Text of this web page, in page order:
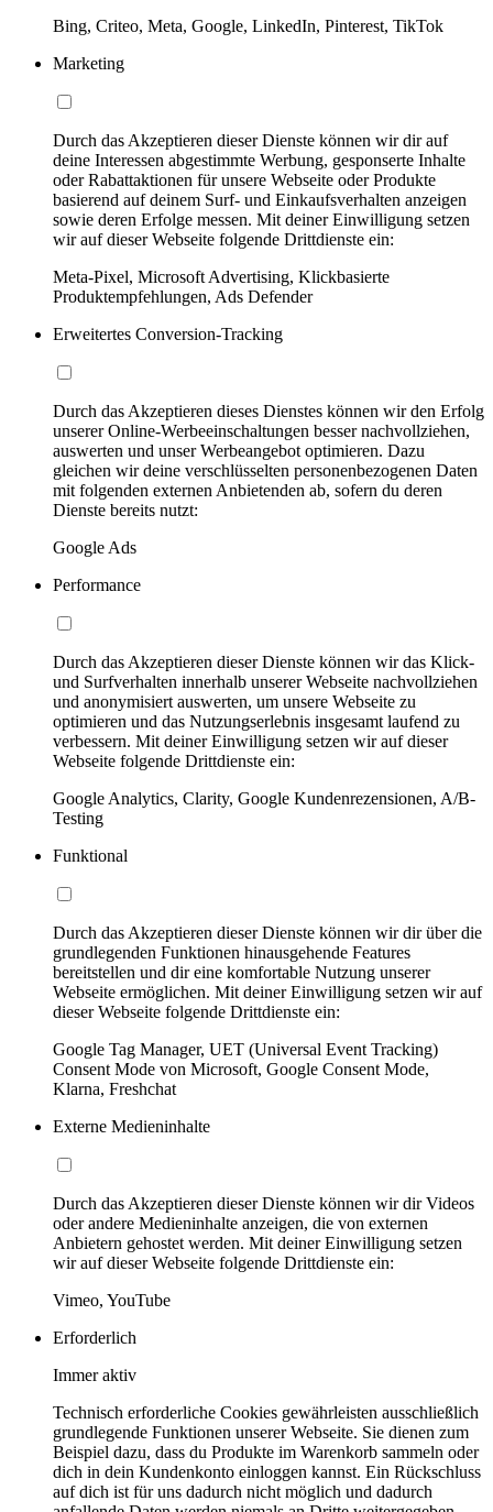
Bing, Criteo, Meta, Google, LinkedIn, Pinterest, TikTok
Marketing
Durch das Akzeptieren dieser Dienste können wir dir auf
deine Interessen abgestimmte Werbung, gesponserte Inhalte
oder Rabattaktionen für unsere Webseite oder Produkte
basierend auf deinem Surf- und Einkaufsverhalten anzeigen
sowie deren Erfolge messen. Mit deiner Einwilligung setzen
wir auf dieser Webseite folgende Drittdienste ein:
Meta-Pixel, Microsoft Advertising, Klickbasierte
Produktempfehlungen, Ads Defender
Erweitertes Conversion-Tracking
Durch das Akzeptieren dieses Dienstes können wir den Erfolg
unserer Online-Werbeeinschaltungen besser nachvollziehen,
auswerten und unser Werbeangebot optimieren. Dazu
gleichen wir deine verschlüsselten personenbezogenen Daten
mit folgenden externen Anbietenden ab, sofern du deren
Dienste bereits nutzt:
Google Ads
Performance
Durch das Akzeptieren dieser Dienste können wir das Klick-
und Surfverhalten innerhalb unserer Webseite nachvollziehen
und anonymisiert auswerten, um unsere Webseite zu
optimieren und das Nutzungserlebnis insgesamt laufend zu
verbessern. Mit deiner Einwilligung setzen wir auf dieser
Webseite folgende Drittdienste ein:
Google Analytics, Clarity, Google Kundenrezensionen, A/B-
Testing
Funktional
Durch das Akzeptieren dieser Dienste können wir dir über die
grundlegenden Funktionen hinausgehende Features
bereitstellen und dir eine komfortable Nutzung unserer
Webseite ermöglichen. Mit deiner Einwilligung setzen wir auf
dieser Webseite folgende Drittdienste ein:
Google Tag Manager, UET (Universal Event Tracking)
Consent Mode von Microsoft, Google Consent Mode,
Klarna, Freshchat
Externe Medieninhalte
Durch das Akzeptieren dieser Dienste können wir dir Videos
oder andere Medieninhalte anzeigen, die von externen
Anbietern gehostet werden. Mit deiner Einwilligung setzen
wir auf dieser Webseite folgende Drittdienste ein:
Vimeo, YouTube
Erforderlich
Immer aktiv
Technisch erforderliche Cookies gewährleisten ausschließlich
grundlegende Funktionen unserer Webseite. Sie dienen zum
Beispiel dazu, dass du Produkte im Warenkorb sammeln oder
dich in dein Kundenkonto einloggen kannst. Ein Rückschluss
auf dich ist für uns dadurch nicht möglich und dadurch